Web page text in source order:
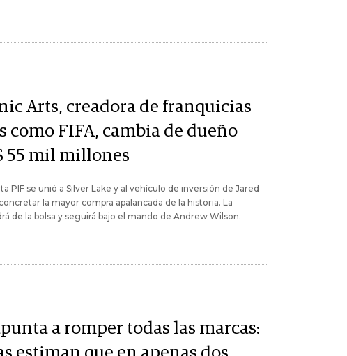
Arts, creadora de franquicias
como FIFA, cambia de dueño
55 mil millones
PIF se unió a Silver Lake y al vehículo de inversión de Jared
la mayor compra apalancada de la historia. La
de la bolsa y seguirá bajo el mando de Andrew Wilson.
a romper todas las marcas: